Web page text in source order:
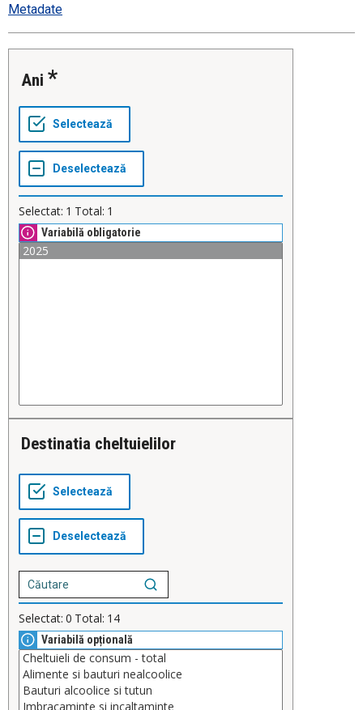
Metadate
Ani
Selectat: 1 Total: 1
Variabilă obligatorie
Destinatia cheltuielilor
Selectat: 0 Total: 14
Variabilă opțională